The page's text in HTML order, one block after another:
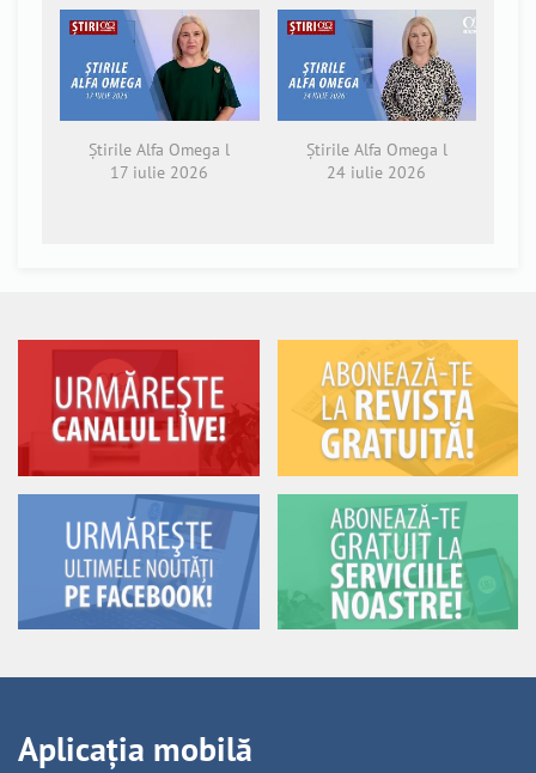
Știrile Alfa Omega l
17 iulie 2026
Știrile Alfa Omega l
24 iulie 2026
Aplicația mobilă